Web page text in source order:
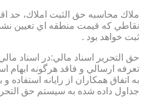
ملاك محاسبه حق الثبت املاك، حد
نقاطي كه قيمت منطقه اي تعيين
ثبت خواهد بود .
حق التحرير اسناد مالي:در اسناد
تعرفه ارسالي و فاقد هرگونه ابهام
به اتفاق همكاران از رايانه
جداول داده شده به سيستم حق